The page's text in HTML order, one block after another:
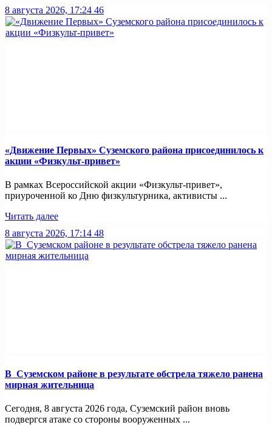
8 августа 2026, 17:24 46
«Движение Первых» Суземского района присоединилось к
акции «Физкульт-привет»
В рамках Всероссийской акции «Физкульт-привет»,
приуроченной ко Дню физкультурника, активисты ...
Читать далее
8 августа 2026, 17:14 48
В Суземском районе в результате обстрела тяжело ранена
мирная жительница
Сегодня, 8 августа 2026 года, Суземский район вновь
подвергся атаке со стороны вооруженных ...